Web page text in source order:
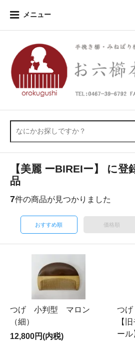
メニュー
【美麗 ーBIREIー】 に
品
7件の商品が見つかりました
おすすめ順 価格順
つげ 小判型 マロン
（細）
12,800円(内税)
つげ
【
ール